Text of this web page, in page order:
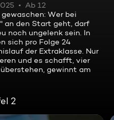
Ab 12
Wer bei
an den Start geht, darf
noch ungelenk sein. In
sich pro Folge 24
der Extraklasse. Nur
und es schafft, vier
gewinnt am
2